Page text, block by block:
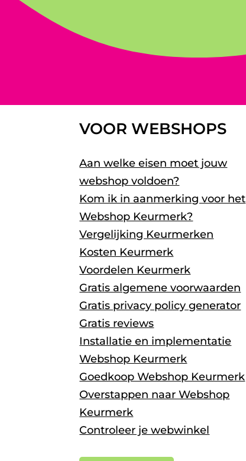
VOOR WEBSHOPS
Aan welke eisen moet jouw
webshop voldoen?
Kom ik in aanmerking voor het
Webshop Keurmerk?
Vergelijking Keurmerken
Kosten Keurmerk
Voordelen Keurmerk
Gratis algemene voorwaarden
Gratis privacy policy generator
Gratis reviews
Installatie en implementatie
Webshop Keurmerk
Goedkoop Webshop Keurmerk
Overstappen naar Webshop
Keurmerk
Controleer je webwinkel